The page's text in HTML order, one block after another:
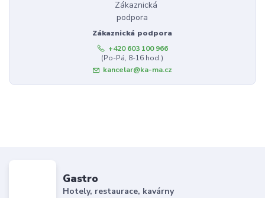
Zákaznická podpora
+420 603 100 966
(Po-Pá, 8-16 hod.)
kancelar@ka-ma.cz
Gastro
Hotely, restaurace, kavárny